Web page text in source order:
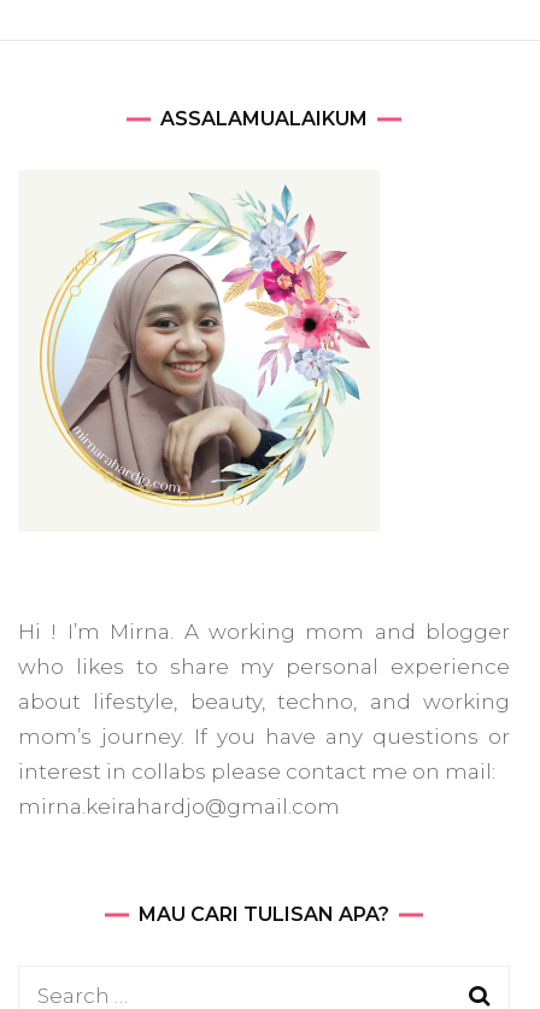
ASSALAMUALAIKUM
Hi ! I’m Mirna. A working mom and blogger
who likes to share my personal experience
about lifestyle, beauty, techno, and working
mom’s journey. If you have any questions or
interest in collabs please contact me on mail:
mirna.keirahardjo@gmail.com
MAU CARI TULISAN APA?
Search